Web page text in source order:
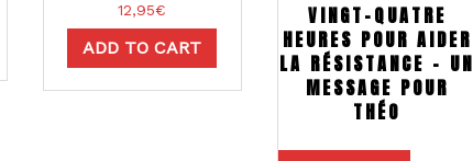
12,95€
ADD TO CART
VINGT-QUATRE
HEURES POUR AIDER
LA RÉSISTANCE – UN
MESSAGE POUR
THÉO